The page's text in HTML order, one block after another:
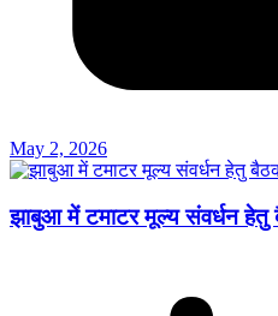
May 2, 2026
झाबुआ में टमाटर मूल्य संवर्धन